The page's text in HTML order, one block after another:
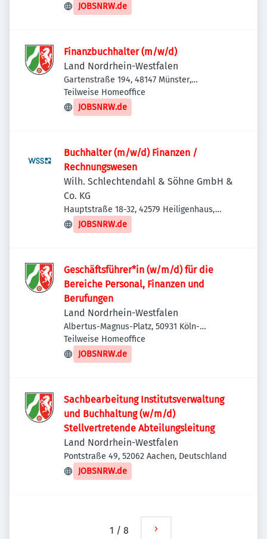
JOBSNRW.de
Finanzbuchhalter (m/w/d)
Land Nordrhein-Westfalen
Gartenstraße 194, 48147 Münster,
Deutschland
Teilweise Homeoffice
JOBSNRW.de
Buchhalter (m/w/d) Finanzen /
Rechnungswesen
Wilh. Schlechtendahl & Söhne GmbH &
Co. KG
Hauptstraße 18-32, 42579 Heiligenhaus,
Deutschland
JOBSNRW.de
Geschäftsführer*in (w/m/d) für die
Bereiche Personal, Finanzen und
Berufungen
Land Nordrhein-Westfalen
Albertus-Magnus-Platz, 50931 Köln-
Lindenthal, Deutschland
Teilweise Homeoffice
JOBSNRW.de
Sachbearbeitung Institutsverwaltung
und Buchhaltung (w/m/d)
Stellvertretende Abteilungsleitung
Land Nordrhein-Westfalen
Pontstraße 49, 52062 Aachen, Deutschland
JOBSNRW.de
1 / 8